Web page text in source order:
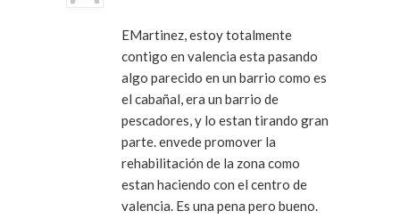
EMartinez, estoy totalmente
contigo en valencia esta pasando
algo parecido en un barrio como es
el cabañal, era un barrio de
pescadores, y lo estan tirando gran
parte. envede promover la
rehabilitación de la zona como
estan haciendo con el centro de
valencia. Es una pena pero bueno.